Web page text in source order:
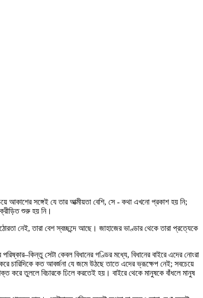
আকাশের সঙ্গেই যে তার আত্মীয়তা বেশি, সে - কথা এখনো প্রকাশ হয় নি;
শুরু হয় নি।
নেই, তারা বেশ স্বচ্ছন্দে আছে। জাহাজের ভাণ্ডার থেকে তারা প্রত্যেকে
সেটা কেবল বিধানের গণ্ডির মধ্যে, বিধানের বাইরে এদের নোংরা
চারিদিকে কত আবর্জনা যে জমে উঠছে তাতে এদের ভ্রূক্ষেপ নেই; সবচেয়ে
করে তুললে বিচারকে ঢিলে করতেই হয়। বাইরে থেকে মানুষকে বাঁধলে মানুষ